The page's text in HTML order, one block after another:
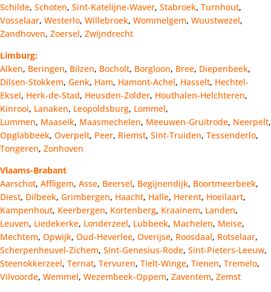
Schilde, Schoten, Sint-Katelijne-Waver, Stabroek, Turnhout,
Vosselaar, Westerlo, Willebroek, Wommelgem, Wuustwezel,
Zandhoven, Zoersel, Zwijndrecht
Limburg:
Alken, Beringen, Bilzen, Bocholt, Borgloon, Bree, Diepenbeek,
Dilsen-Stokkem, Genk, Ham, Hamont-Achel, Hasselt, Hechtel-
Eksel, Herk-de-Stad, Heusden-Zolder, Houthalen-Helchteren,
Kinrooi, Lanaken, Leopoldsburg, Lommel,
Lummen, Maaseik, Maasmechelen, Meeuwen-Gruitrode, Neerpelt,
Opglabbeek, Overpelt, Peer, Riemst, Sint-Truiden, Tessenderlo,
Tongeren, Zonhoven
Vlaams-Brabant
Aarschot, Affligem, Asse, Beersel, Begijnendijk, Boortmeerbeek,
Diest, Dilbeek, Grimbergen, Haacht, Halle, Herent, Hoeilaart,
Kampenhout, Keerbergen, Kortenberg, Kraainem, Landen,
Leuven, Liedekerke, Londerzeel, Lubbeek, Machelen, Meise,
Mechtem, Opwijk, Oud-Heverlee, Overijse, Roosdaal, Rotselaar,
Scherpenheuvel-Zichem, Sint-Genesius-Rode, Sint-Pieters-Leeuw,
Steenokkerzeel, Ternat, Tervuren, Tielt-Winge, Tienen, Tremelo,
Vilvoorde, Wemmel, Wezembeek-Oppem, Zaventem, Zemst